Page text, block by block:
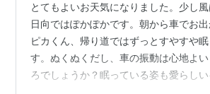
とてもよいお天気になりました。少し風
日向ではぽかぽかです。朝から車でお
ピカくん、帰り道ではずっとすやすや
す。ぬくぬくだし、車の振動は心地よ
ろでしょうか？眠っている姿も愛らし